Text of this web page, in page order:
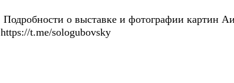
Подробности о выставке и фотографии картин
https://t.me/sologubovsky